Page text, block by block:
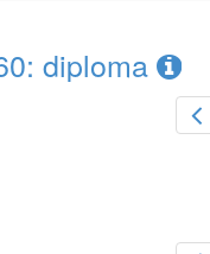
diploma